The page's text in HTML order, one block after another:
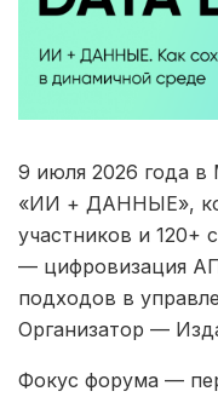
9 июля 2026 года в
«ИИ + ДАННЫЕ»,
участников и 120+
— цифровизация
подходов в
Организатор —
Фокус форума —